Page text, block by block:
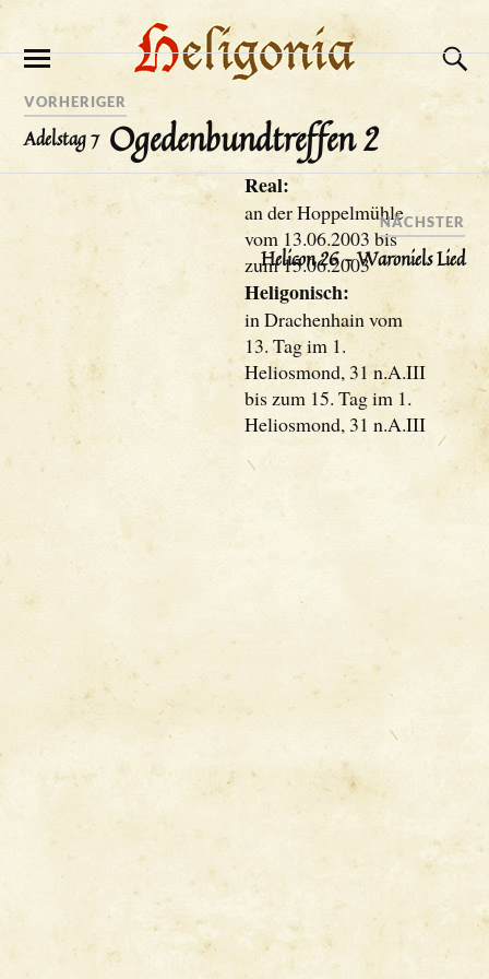
Ogedenbundtreffen 2
Real:
an der Hoppelmühle
vom 13.06.2003 bis
zum 15.06.2003
Heligonisch:
in Drachenhain vom
13. Tag im 1.
Heliosmond, 31 n.A.III
bis zum 15. Tag im 1.
Heliosmond, 31 n.A.III
VORHERIGER
Adelstag 7
NÄCHSTER
Helicon 26 – Waroniels Lied